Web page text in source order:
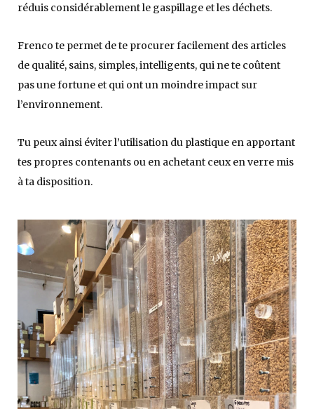
réduis considérablement le gaspillage et les déchets.
Frenco te permet de te procurer facilement des articles
de qualité, sains, simples, intelligents, qui ne te coûtent
pas une fortune et qui ont un moindre impact sur
l’environnement.
Tu peux ainsi éviter l’utilisation du plastique en apportant
tes propres contenants ou en achetant ceux en verre mis
à ta disposition.